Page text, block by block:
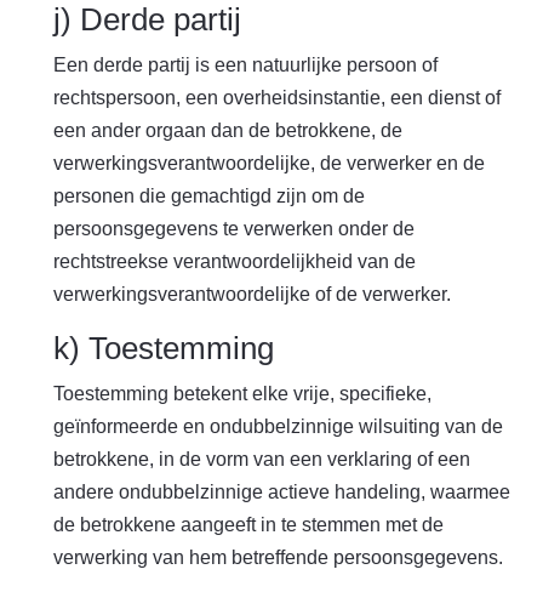
j) Derde partij
Een derde partij is een natuurlijke persoon of
rechtspersoon, een overheidsinstantie, een dienst of
een ander orgaan dan de betrokkene, de
verwerkingsverantwoordelijke, de verwerker en de
personen die gemachtigd zijn om de
persoonsgegevens te verwerken onder de
rechtstreekse verantwoordelijkheid van de
verwerkingsverantwoordelijke of de verwerker.
k) Toestemming
Toestemming betekent elke vrije, specifieke,
geïnformeerde en ondubbelzinnige wilsuiting van de
betrokkene, in de vorm van een verklaring of een
andere ondubbelzinnige actieve handeling, waarmee
de betrokkene aangeeft in te stemmen met de
verwerking van hem betreffende persoonsgegevens.